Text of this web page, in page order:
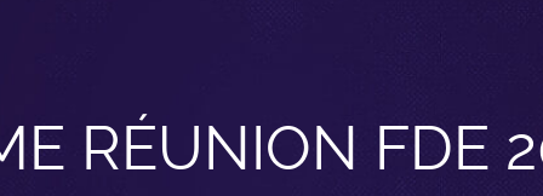
RÉUNION FDE